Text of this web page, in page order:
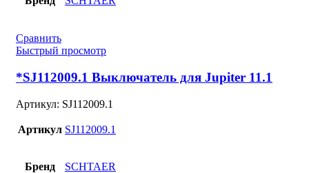
Сравнить
Быстрый просмотр
*SJ112009.1 Выключатель для Jupiter 11.1
Артикул: SJ112009.1
Артикул SJ112009.1
Бренд SCHTAER